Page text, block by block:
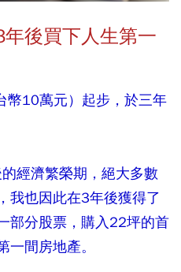
年後買下人生第一
幣10萬元）起步，於三年
經濟繁榮期，絕大多數
我也因此在3年後獲得了
部分股票，購入22坪的首
間房地產。